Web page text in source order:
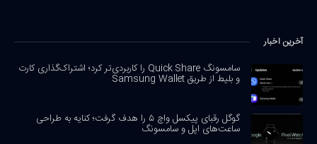
آخرین اخبار
سامسونگ Quick Share را کاربردی‌تر کرد؛ اشتراک‌گذاری کارت
و بلیط از طریق Samsung Wallet
گوگل رقبای پیکسل واچ ۵ را هدف گرفت؛ کنایه به طراحی
ساعت‌های اپل و سامسونگ